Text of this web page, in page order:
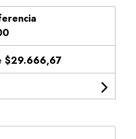
$29.666,67